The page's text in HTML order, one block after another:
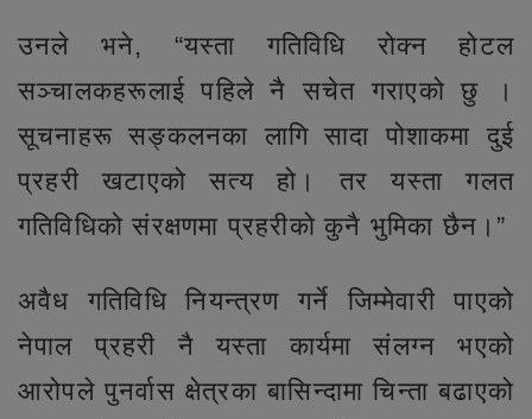
उनले भने, “यस्ता गतिविधि रोक्न होटल
सञ्चालकहरूलाई पहिले नै सचेत गराएको छु ।
सूचनाहरू सङ्कलनका लागि सादा पोशाकमा दुई
प्रहरी खटाएको सत्य हो। तर यस्ता गलत
गतिविधिको संरक्षणमा प्रहरीको कुनै भुमिका छैन।”
अवैध गतिविधि नियन्त्रण गर्ने जिम्मेवारी पाएको
नेपाल प्रहरी नै यस्ता कार्यमा संलग्न भएको
आरोपले पुनर्वास क्षेत्रका बासिन्दामा चिन्ता बढाएको